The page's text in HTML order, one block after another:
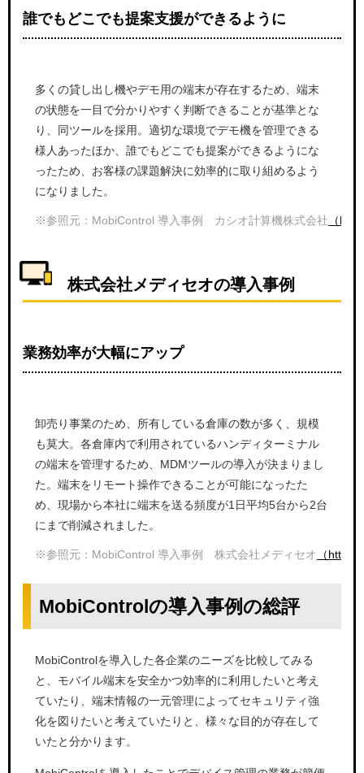
誰でもどこでも提案支援ができるように
多くの貸し出し機やデモ用の端末が存在するため、端末
の状態を一目で分かりやすく判断できることが基準とな
り、同ツールを採用。適切な環境でデモ機を管理できる
様人あったほか、誰でもどこでも提案ができるようにな
ったため、お客様の課題解決に効率的に取り組めるよう
になりました。
※参照元：MobiControl 導入事例 カシオ計算機株式会社 （
株式会社メディセオの導入事例
業務効率が大幅にアップ
卸売り事業のため、所有している倉庫の数が多く、規模
も莫大。各倉庫内で利用されているハンディターミナル
の端末を管理するため、MDMツールの導入が決まりまし
た。端末をリモート操作できることが可能になったた
め、現場から本社に端末を送る頻度が1日平均5台から2台
にまで削減されました。
※参照元：MobiControl 導入事例 株式会社メディセオ （
MobiControlの導入事例の総評
MobiControlを導入した各企業のニーズを比較してみる
と、モバイル端末を安全かつ効率的に利用したいと考え
ていたり、端末情報の一元管理によってセキュリティ強
化を図りたいと考えていたりと、様々な目的が存在して
いたと分かります。